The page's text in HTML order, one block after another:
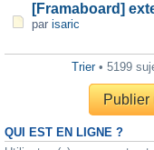
[Framaboard]
par isaric
Trier• 5199
Publier
QUI EST EN LIGNE ?